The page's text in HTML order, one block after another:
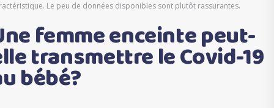
Le peu de données disponibles sont plutôt rassurantes.
femme enceinte peut-
transmettre le Covid-19
bébé?